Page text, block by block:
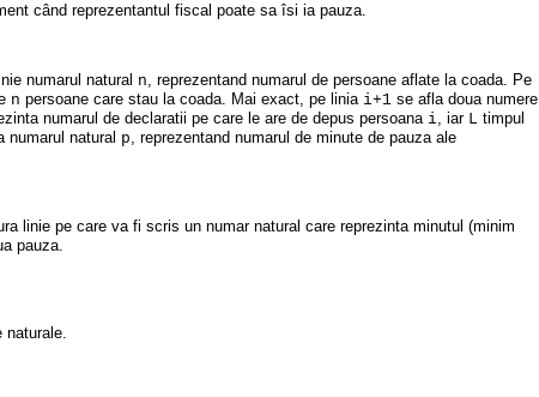
când reprezentantul fiscal poate sa îsi ia pauza.
numarul natural n, reprezentand numarul de persoane aflate la coada. Pe
n persoane care stau la coada. Mai exact, pe linia i+1 se afla doua numere
numarul de declaratii pe care le are de depus persoana i, iar L timpul
numarul natural p, reprezentand numarul de minute de pauza ale
linie pe care va fi scris un numar natural care reprezinta minutul (minim
pauza.
naturale.